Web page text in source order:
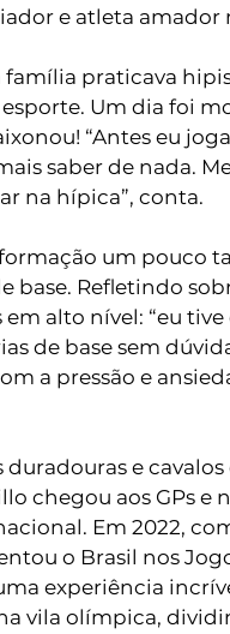
e atleta
praticava
Um dia foi
“Antes eu
saber de nada.
na hípica”, conta.
um pouco
base. Refletindo
alto nível: “eu
de base sem
a pressão e
duradouras e
chegou aos GPs
Em 2022,
o Brasil nos
experiência
vila olímpica,